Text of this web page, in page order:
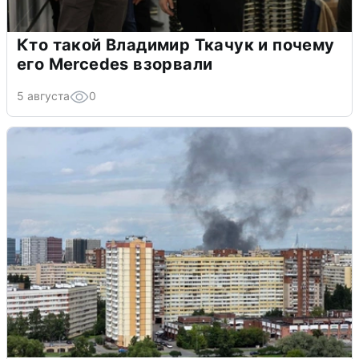
Кто такой Владимир Ткачук и почему
его Mercedes взорвали
5 августа 0